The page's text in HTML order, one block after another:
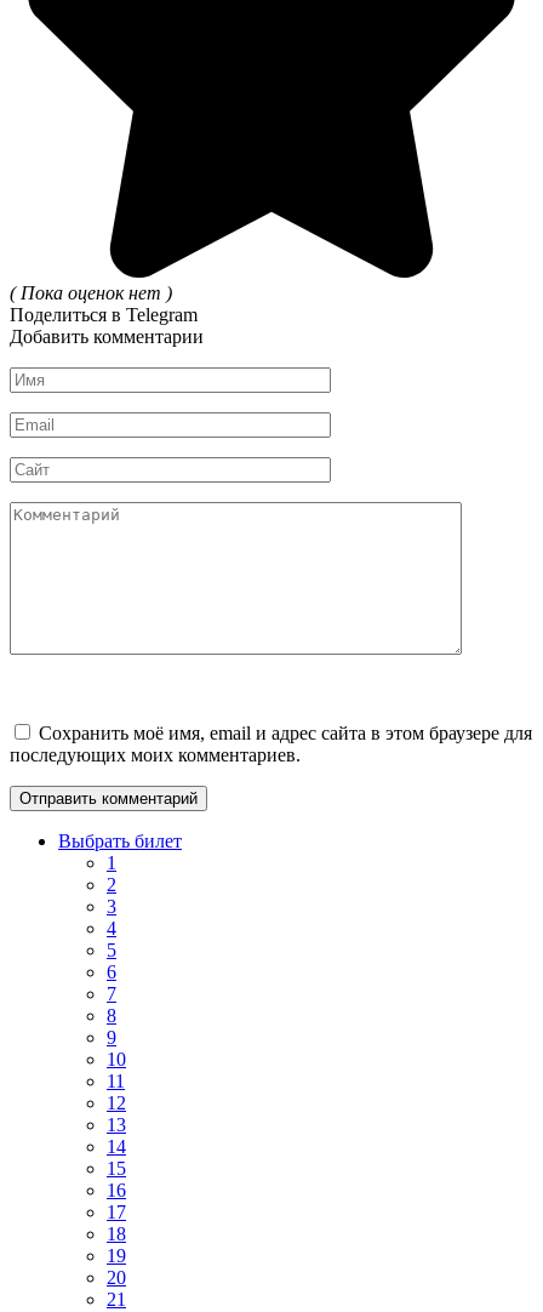
( Пока оценок нет )
Поделиться в Telegram
Добавить комментарии
Имя
*
Email
*
Сайт
Комментарий
Сохранить моё имя, email и адрес сайта в этом браузере для
последующих моих комментариев.
Выбрать билет
1
2
3
4
5
6
7
8
9
10
11
12
13
14
15
16
17
18
19
20
21